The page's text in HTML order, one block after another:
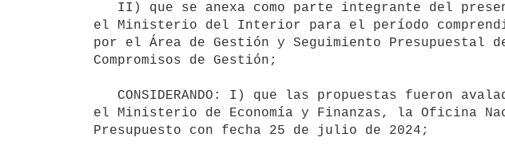
el Ministerio del Interior para el período
por el Área de Gestión y Seguimiento Presupuestal
Compromisos de Gestión;
el Ministerio de Economía y Finanzas, la Oficina
Presupuesto con fecha 25 de julio de 2024;